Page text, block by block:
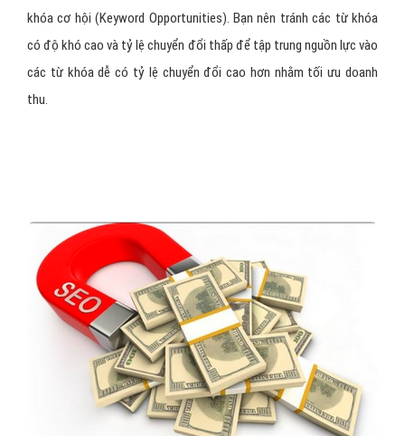
khóa cơ hội (Keyword Opportunities). Bạn nên tránh các từ khóa
có độ khó cao và tỷ lệ chuyển đổi thấp để tập trung nguồn lực vào
các từ khóa dễ có tỷ lệ chuyển đổi cao hơn nhằm tối ưu doanh
thu.